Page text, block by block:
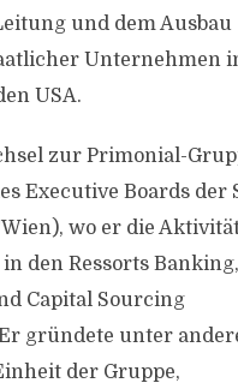
und dem Ausbau
Unternehmen
USA.
zur Primonial-
Executive Boards der
wo er die
den Ressorts Banking,
Capital Sourcing
gründete unter
der Gruppe,